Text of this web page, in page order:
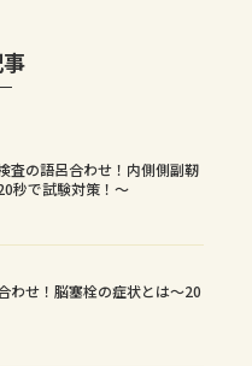
査の語呂合わせ！内側側副靭
秒で試験対策！～
わせ！脳塞栓の症状とは～20